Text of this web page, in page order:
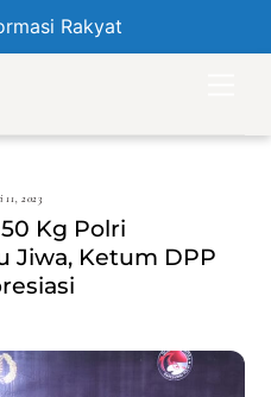
Rakyat
11, 2023
Kg Polri
Jiwa, Ketum DPP